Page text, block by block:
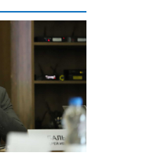
при
о
«Если это